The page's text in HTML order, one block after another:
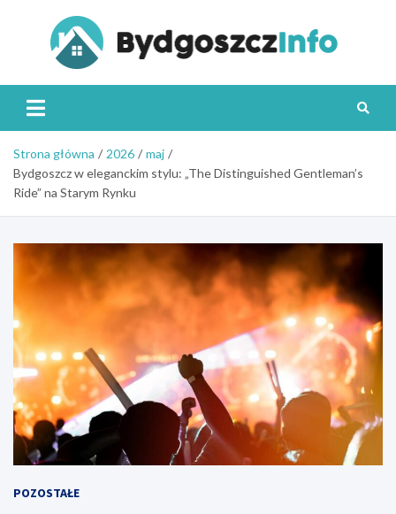
Strona główna 2026
maj
Bydgoszcz w eleganckim stylu: „The Distinguished Gentleman’s
Ride” na Starym Rynku
POZOSTAŁE